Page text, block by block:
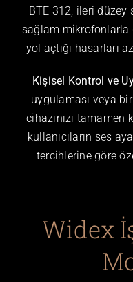
BTE 312, ileri
sağlam mikrofonlarla
yol açtığı hasarları
Kişisel Kontrol ve
uygulaması veya
cihazınızı
kullanıcıların ses
tercihlerine göre
Widex